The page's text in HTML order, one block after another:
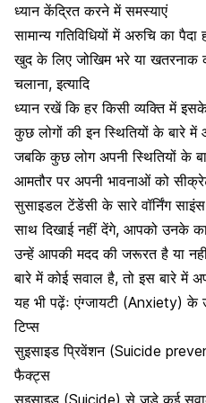
ध्यान केंद्रित करने में समस्याएं
सामान्य गतिविधियों में अरुचि का पैदा
खुद के लिए जोखिम भरे या खतरनाक
चलाना, इत्यादि
ध्यान रखें कि हर किसी व्यक्ति में
कुछ लोगों की इन स्थितियों के बारे
जबकि कुछ लोग अपनी स्थितियों के
आमतौर पर अपनी भावनाओं को
सुसाइडल टेंडेंसी के सारे वॉर्निंग
साथ दिखाई नहीं देंगे, आपको उनके
उन्हें आपकी मदद की जरूरत है या
बारे में कोई सवाल है, तो इस बारे में
यह भी पढ़ेंः एंग्जायटी (Anxiety) के
टिप्स
सुइसाइड प्रिवेंशन (Suicide
फैक्ट्स
सुइसाइड (Suicide) से जुड़े कई